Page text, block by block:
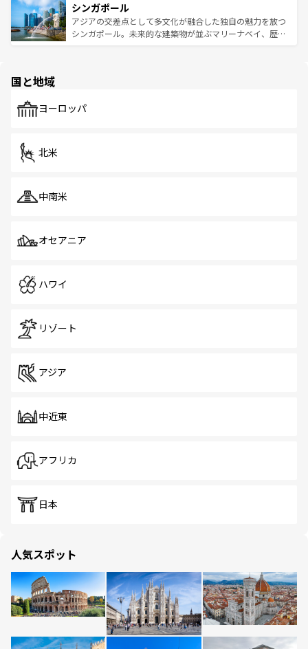
参照してほしい。
激する。気候は一年中温暖で、どの季節にも異なる楽しみ
が待っている。親しみやすいタイの人々、仏教を中心とし
た文化、そして多様な観光資源が、訪れる旅人を魅了し続
み、どこを訪れても感動するはず。観光スポットが密集し
ており、効率よく見どころを回れるのも魅力。息をのむよ
うな絶景から文化的な体験まで、香港を存分に楽しみ尽く
シンガポール
アジアの交差点として多文化が融合した独自の魅力を放つ
シンガポール。未来的な建築物が並ぶマリーナベイ、歴史
で、ホーカーズは地元の風情を楽しめる外せないスポット
国と地域
ヨーロッパ
北米
中南米
オセアニア
ハワイ
リゾート
アジア
中近東
アフリカ
日本
人気スポット